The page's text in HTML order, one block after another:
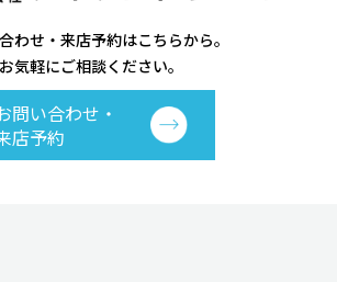
わせ・来店予約はこちらから。
お気軽にご相談ください。
問い合わせ・
店予約